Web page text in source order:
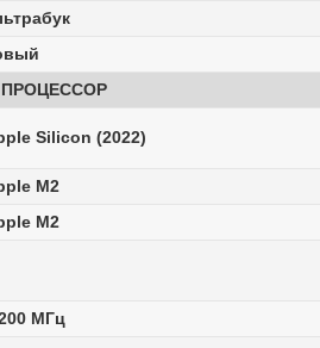
ПРОЦЕССОР
Silicon (2022)
M2
M2
МГц